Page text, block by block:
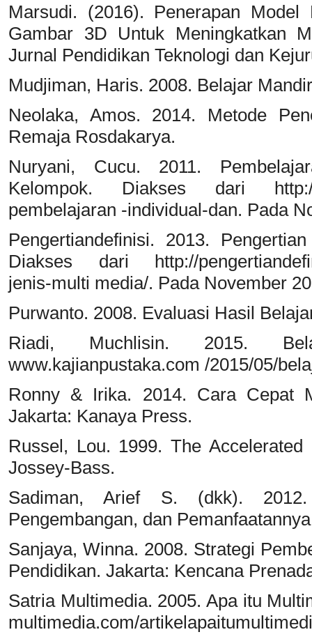
Marsudi. (2016). Penerapan
Gambar 3D Untuk Meningkatkan
Jurnal Pendidikan Teknologi dan
Mudjiman, Haris. 2008. Belajar
Neolaka, Amos. 2014. Metode
Remaja Rosdakarya.
Nuryani, Cucu. 2011.
Kelompok. Diakses dari http://
pembelajaran -individual-dan. Pada
Pengertiandefinisi. 2013.
Diakses dari http://
jenis-multi media/. Pada November
Purwanto. 2008. Evaluasi Hasil
Riadi, Muchlisin. 2015.
www.kajianpustaka.com /2015/05/
Ronny & Irika. 2014. Cara Cepat
Jakarta: Kanaya Press.
Russel, Lou. 1999. The
Jossey-Bass.
Sadiman, Arief S. (dkk). 2012.
Pengembangan, dan
Sanjaya, Winna. 2008. Strategi
Pendidikan. Jakarta: Kencana
Satria Multimedia. 2005. Apa itu
multimedia.com/